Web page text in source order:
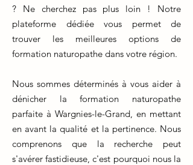
? Ne cherchez pas plus loin ! Notre
plateforme dédiée vous permet de
trouver les meilleures options de
formation naturopathe dans votre région.
Nous sommes déterminés à vous aider à
dénicher la formation naturopathe
parfaite à Wargnies-le-Grand, en mettant
en avant la qualité et la pertinence. Nous
comprenons que la recherche peut
s'avérer fastidieuse, c'est pourquoi nous la